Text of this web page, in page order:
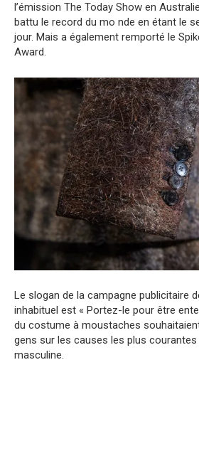
l’émission The Today Show en
battu le record du mo nde en étant le
jour. Mais a également remporté le
Award.
Le slogan de la campagne publicitaire
inhabituel est « Portez-le pour être
du costume à moustaches
gens sur les causes les plus
masculine.